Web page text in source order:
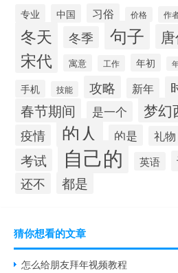
专业 中国 习俗 价格 作
冬天 冬季 句子
宋代 寓意 工作 年初
手机 技能 攻略 新年
春节期间 是一个 梦幻
疫情
的人 的是 礼物
考试 自己的 英语
还不 都是
猜你想看的文章
怎么给朋友拜年视频教程